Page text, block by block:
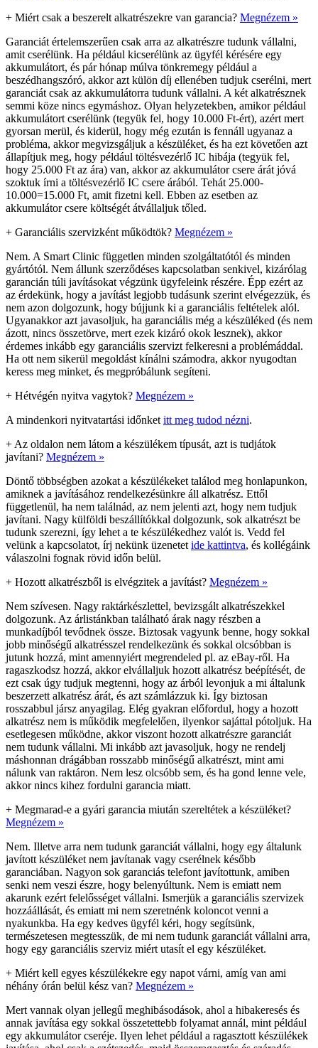
+ Miért csak a beszerelt alkatrészekre van garancia? Megnézem »
Garanciát értelemszerűen csak arra az alkatrészre tudunk vállalni,
amit cserélünk. Ha például kicserélünk az ügyfél kérésére egy
akkumulátort, és pár hónap múlva tönkremegy például a
beszédhangszóró, akkor azt külön díj ellenében tudjuk cserélni, mert
garanciát csak az akkumulátorra tudunk vállalni. A két alkatrésznek
semmi köze nincs egymáshoz. Olyan helyzetekben, amikor például
akkumulátort cserélünk (tegyük fel, hogy 10.000 Ft-ért), azért mert
gyorsan merül, és kiderül, hogy még ezután is fennáll ugyanaz a
probléma, akkor megvizsgáljuk a készüléket, és ha ezt követően azt
állapítjuk meg, hogy például töltésvezérlő IC hibája (tegyük fel,
hogy 25.000 Ft az ára) van, akkor az akkumulátor csere árát jóvá
szoktuk írni a töltésvezérlő IC csere árából. Tehát 25.000-
10.000=15.000 Ft, amit fizetni kell. Ebben az esetben az
akkumulátor csere költségét átvállaljuk tőled.
+ Garanciális szervizként működtök? Megnézem »
Nem. A Smart Clinic független minden szolgáltatótól és minden
gyártótól. Nem állunk szerződéses kapcsolatban senkivel, kizárólag
garancián túli javításokat végzünk ügyfeleink részére. Épp ezért az
az érdekünk, hogy a javítást legjobb tudásunk szerint elvégezzük, és
nem azon dolgozunk, hogy bújjunk ki a garanciális feltételek alól.
Ugyanakkor azt javasoljuk, ha garanciális még a készüléked (és nem
ázott, nincs összetörve, mert ezek kizáró okok lesznek), akkor
érdemes inkább egy garanciális szervizt felkeresni a problémáddal.
Ha ott nem sikerül megoldást kínálni számodra, akkor nyugodtan
keress meg minket, és megpróbálunk segíteni.
+ Hétvégén nyitva vagytok? Megnézem »
A mindenkori nyitvatartási időnket itt meg tudod nézni.
+ Az oldalon nem látom a készülékem típusát, azt is tudjátok
javítani? Megnézem »
Döntő többségben azokat a készülékeket találod meg honlapunkon,
amiknek a javításához rendelkezésünkre áll alkatrész. Ettől
függetlenül, ha nem találnád, az nem jelenti azt, hogy nem tudjuk
javítani. Nagy külföldi beszállítókkal dolgozunk, sok alkatrészt be
tudunk szerezni, így lehet a te készülékedhez valót is. Vedd fel
velünk a kapcsolatot, írj nekünk üzenetet ide kattintva, és kollégáink
válaszolni fognak rövid időn belül.
+ Hozott alkatrészből is elvégzitek a javítást? Megnézem »
Nem szívesen. Nagy raktárkészlettel, bevizsgált alkatrészekkel
dolgozunk. Az árlistánkban található árak nagy részben a
munkadíjból tevődnek össze. Biztosak vagyunk benne, hogy sokkal
jobb minőségű alkatrésszel rendelkezünk és sokkal olcsóbban is
jutunk hozzá, mint amennyiért megrendeled pl. az eBay-ről. Ha
ragaszkodsz hozzá, akkor elvállaljuk hozott alkatrész beépítését, de
ezt csak úgy tudjuk megtenni, hogy az árból levonjuk a mi általunk
beszerzett alkatrész árát, és azt számlázzuk ki. Így biztosan
rosszabbul jársz anyagilag. Elég gyakran előfordul, hogy a hozott
alkatrész nem is működik megfelelően, ilyenkor sajáttal pótoljuk. Ha
esetlegesen működne, akkor viszont hozott alkatrészre garanciát
nem tudunk vállalni. Mi inkább azt javasoljuk, hogy ne rendelj
máshonnan drágábban rosszabb minőségű alkatrészt, mint ami
nálunk van raktáron. Nem lesz olcsóbb sem, és ha gond lenne vele,
akkor nincs kihez fordulni garancia miatt.
+ Megmarad-e a gyári garancia miután szereltétek a készüléket?
Megnézem »
Nem. Illetve arra nem tudunk garanciát vállalni, hogy egy általunk
javított készüléket nem javítanak vagy cserélnek később
garanciában. Nagyon sok garanciás telefont javítottunk, amiben
senki nem veszi észre, hogy belenyúltunk. Nem is emiatt nem
akarunk ezért felelősséget vállalni. Ismerjük a garanciális szervizek
hozzáállását, és emiatt mi nem szeretnénk koloncot venni a
nyakunkba. Ha egy kedves ügyfél kéri, hogy segítsünk,
természetesen megtesszük, de mi nem tudunk garanciát vállalni arra,
hogy egy garanciális szerviz miért utasít el egy készüléket.
+ Miért kell egyes készülékekre egy napot várni, amíg van ami
néhány órán belül kész van? Megnézem »
Mert vannak olyan jellegű meghibásodások, ahol a hibakeresés és
annak javítása egy sokkal összetettebb folyamat annál, mint például
egy akkumulátor cseréje. Ilyen lehet például a ragasztott készülékek